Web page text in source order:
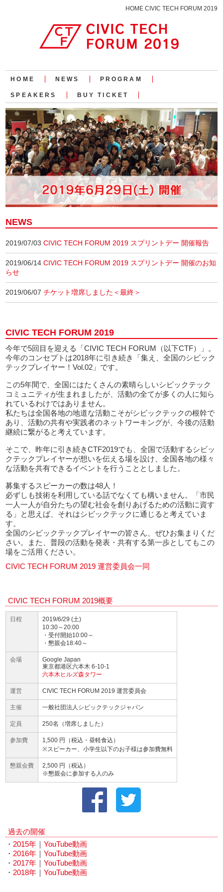
HOME CIVIC TECH FORUM 2019
HOME NEWS PROGRAM
SPEAKERS BUY TICKET
NEWS
2019/07/03CIVIC TECH FORUM 2019 スプリントデー 開催報告
2019/06/14CIVIC TECH FORUM 2019 スプリントデー 開催のお知
らせ
2019/06/07チケット増席しました＜最終＞
CIVIC TECH FORUM 2019
今年で5回目を迎える「CIVIC TECH FORUM（以下CTF）」。
今年のコンセプトは2018年に引き続き「集え、全国のシビック
テックプレイヤー！Vol.02」です。
この5年間で、全国にはたくさんの素晴らしいシビックテック
コミュニティが生まれましたが、活動の全てが多くの人に知ら
れているわけではありません。
私たちは全国各地の地道な活動こそがシビックテックの根幹で
あり、活動の共有や実践者のネットワーキングが、今後の活動
継続に繋がると考えています。
そこで、昨年に引き続きCTF2019でも、全国で活動するシビッ
クテックプレイヤーが想いを伝える場を設け、全国各地の様々
な活動を共有できるイベントを行うこととしました。
募集するスピーカーの数は48人！
必ずしも技術を利用している話でなくても構いません。「市民
一人一人が自分たちの望む社会を創りあげるための活動に資す
る」と思えば、それはシビックテックに通じると考えていま
す。
全国のシビックテックプレイヤーの皆さん、ぜひお集まりくだ
さい。また、普段の活動を発表・共有する第一歩としてもこの
場をご活用ください。
CIVIC TECH FORUM 2019 運営委員会一同
CIVIC TECH FORUM 2019概要
日程
2019/6/29 (土)
10:30～20:00
・受付開始10:00～
・懇親会18:40～
会場
Google Japan
東京都港区六本木 6-10-1
六本木ヒルズ森タワー
運営 CIVIC TECH FORUM 2019 運営委員会
主催 一般社団法人シビックテックジャパン
定員 250名（増席しました）
参加費
1,500 円（税込・昼軽食込）
※スピーカー、小学生以下のお子様は参加費無料
懇親会費
2,500 円（税込）
※懇親会に参加する人のみ
過去の開催
・2015年 ｜YouTube動画
・2016年 ｜YouTube動画
・2017年 ｜YouTube動画
・2018年 ｜YouTube動画